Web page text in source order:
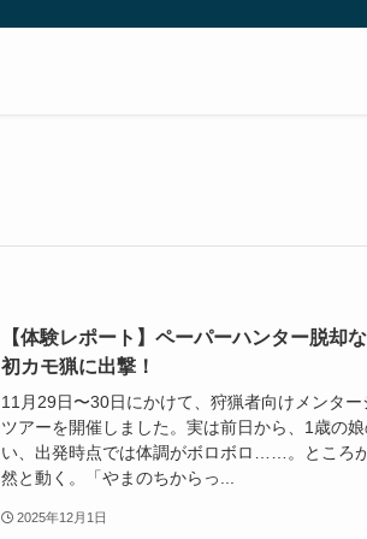
【体験レポート】ペーパーハンター脱却
初カモ猟に出撃！
11月29日〜30日にかけて、狩猟者向けメンタ
ツアーを開催しました。実は前日から、1歳の
い、出発時点では体調がボロボロ……。ところ
然と動く。「やまのちからっ...
2025年12月1日